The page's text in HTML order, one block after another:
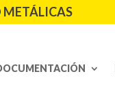
METÁLICAS